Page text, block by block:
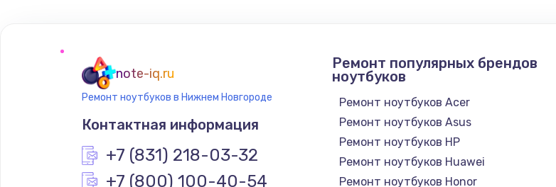
note-iq.ru
Ремонт ноутбуков в Нижнем Новгороде
Контактная информация
+7 (831) 218-03-32
+7 (800) 100-40-54
Ремонт популярных брендов
ноутбуков
Ремонт ноутбуков Acer
Ремонт ноутбуков Asus
Ремонт ноутбуков HP
Ремонт ноутбуков Huawei
Ремонт ноутбуков Honor